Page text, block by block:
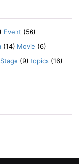
Event (56)
(14) Movie (6)
Stage (9) topics (16)